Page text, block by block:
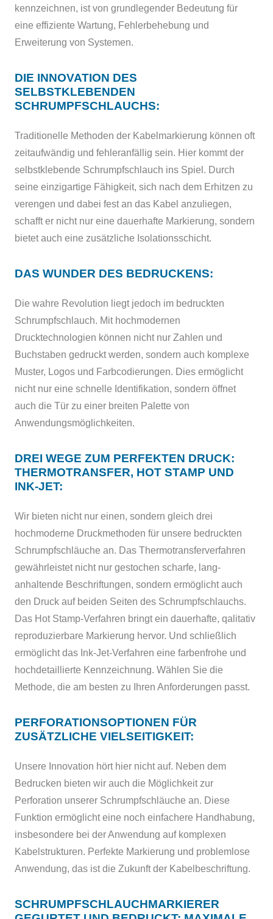
kennzeichnen, ist von grundlegender Bedeutung für
eine effiziente Wartung, Fehlerbehebung und
Erweiterung von Systemen.
DIE INNOVATION DES
SELBSTKLEBENDEN
SCHRUMPFSCHLAUCHS:
Traditionelle Methoden der Kabelmarkierung können oft
zeitaufwändig und fehleranfällig sein. Hier kommt der
selbstklebende Schrumpfschlauch ins Spiel. Durch
seine einzigartige Fähigkeit, sich nach dem Erhitzen zu
verengen und dabei fest an das Kabel anzuliegen,
schafft er nicht nur eine dauerhafte Markierung, sondern
bietet auch eine zusätzliche Isolationsschicht.
DAS WUNDER DES BEDRUCKENS:
Die wahre Revolution liegt jedoch im bedruckten
Schrumpfschlauch. Mit hochmodernen
Drucktechnologien können nicht nur Zahlen und
Buchstaben gedruckt werden, sondern auch komplexe
Muster, Logos und Farbcodierungen. Dies ermöglicht
nicht nur eine schnelle Identifikation, sondern öffnet
auch die Tür zu einer breiten Palette von
Anwendungsmöglichkeiten.
DREI WEGE ZUM PERFEKTEN DRUCK:
THERMOTRANSFER, HOT STAMP UND
INK-JET:
Wir bieten nicht nur einen, sondern gleich drei
hochmoderne Druckmethoden für unsere bedruckten
Schrumpfschläuche an. Das Thermotransferverfahren
gewährleistet nicht nur gestochen scharfe, lang-
anhaltende Beschriftungen, sondern ermöglicht auch
den Druck auf beiden Seiten des Schrumpfschlauchs.
Das Hot Stamp-Verfahren bringt ein dauerhafte, qalitativ
reproduzierbare Markierung hervor. Und schließlich
ermöglicht das Ink-Jet-Verfahren eine farbenfrohe und
hochdetaillierte Kennzeichnung. Wählen Sie die
Methode, die am besten zu Ihren Anforderungen passt.
PERFORATIONSOPTIONEN FÜR
ZUSÄTZLICHE VIELSEITIGKEIT:
Unsere Innovation hört hier nicht auf. Neben dem
Bedrucken bieten wir auch die Möglichkeit zur
Perforation unserer Schrumpfschläuche an. Diese
Funktion ermöglicht eine noch einfachere Handhabung,
insbesondere bei der Anwendung auf komplexen
Kabelstrukturen. Perfekte Markierung und problemlose
Anwendung, das ist die Zukunft der Kabelbeschriftung.
SCHRUMPFSCHLAUCHMARKIERER